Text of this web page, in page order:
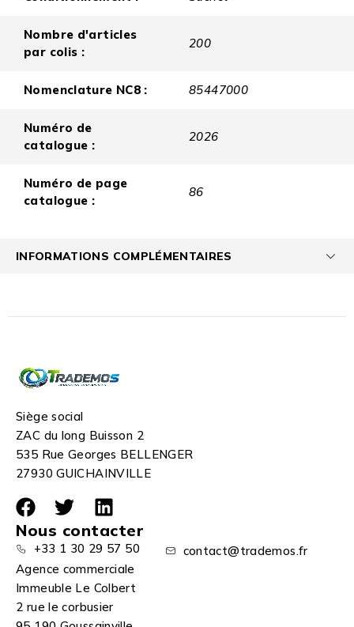
Nombre d'articles
par colis :
200
Nomenclature NC8 : 85447000
Numéro de
catalogue :
2026
Numéro de page
catalogue :
86
INFORMATIONS COMPLÉMENTAIRES
Siège social
ZAC du long Buisson 2
535 Rue Georges BELLENGER
27930 GUICHAINVILLE
Nous contacter
+33 1 30 29 57 50
contact@trademos.fr
Agence commerciale
Immeuble Le Colbert
2 rue le corbusier